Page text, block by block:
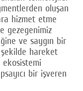
oluşan
hizmet etme
gezegenimiz
ve saygın bir
hareket
ekosistemi
bir işveren